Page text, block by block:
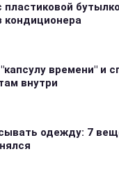
кондиционера
времени" и
внутри
одежду: 7